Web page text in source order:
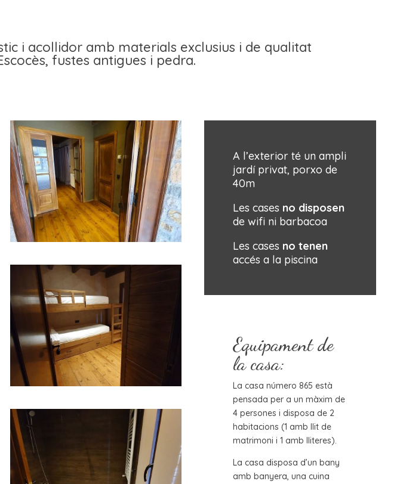
i acollidor amb materials exclusius i de qualitat
fustes antigues i pedra.
A l’exterior té un ampli
jardí privat, porxo de
40m
Les cases no disposen
de wifi ni barbacoa
Les cases no tenen
accés a la piscina
Equipament de
la casa:
La casa número 865 està
pensada per a un màxim de
4 persones i disposa de 2
habitacions (1 amb llit de
matrimoni i 1 amb lliteres).
La casa disposa d’un bany
amb banyera, una cuina